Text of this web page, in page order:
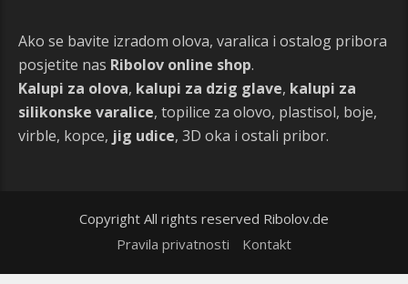
Ako se bavite izradom olova, varalica i ostalog pribora
posjetite nas Ribolov online shop.
Kalupi za olova, kalupi za dzig glave, kalupi za
silikonske varalice, topilice za olovo, plastisol, boje,
virble, kopce, jig udice, 3D oka i ostali pribor.
Copyright All rights reserved Ribolov.de
Pravila privatnosti
Kontakt